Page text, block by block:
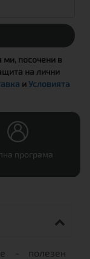
ми, посочени в
на лични
иУсловията
програма
- полезен